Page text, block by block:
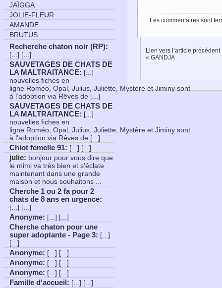
Les commentaires sont
Lien vers l’article précédent
« GANDJA
JAÏGGA
JOLIE-FLEUR
AMANDE
BRUTUS
Recherche chaton noir (RP):
[...] [...]
SAUVETAGES DE CHATS DE
LA MALTRAITANCE: [...]
nouvelles fiches en
ligne Roméo, Opal, Julius, Juliette, Mystère et Jiminy sont
à l’adoption via Rêves de [...]
SAUVETAGES DE CHATS DE
LA MALTRAITANCE: [...]
nouvelles fiches en
ligne Roméo, Opal, Julius, Juliette, Mystère et Jiminy sont
à l’adoption via Rêves de [...]
Chiot femelle 91: [...] [...]
julie: bonjour pour vous dire que
le mimi va très bien et s'éclate
maintenant dans une grande
maison et nous souhaitons ...
Cherche 1 ou 2 fa pour 2
chats de 8 ans en urgence:
[...] [...]
Anonyme: [...] [...]
Cherche chaton pour une
super adoptante - Page 3: [...]
[...]
Anonyme: [...] [...]
Anonyme: [...] [...]
Anonyme: [...] [...]
Famille d'accueil : [...] [...]